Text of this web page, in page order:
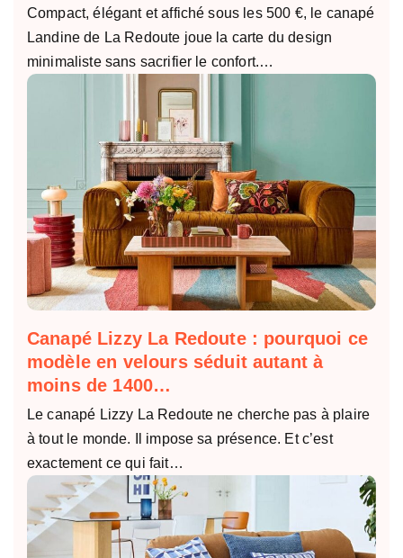
Compact, élégant et affiché sous les 500 €, le canapé
Landine de La Redoute joue la carte du design
minimaliste sans sacrifier le confort.…
Canapé Lizzy La Redoute : pourquoi ce
modèle en velours séduit autant à
moins de 1400…
Le canapé Lizzy La Redoute ne cherche pas à plaire
à tout le monde. Il impose sa présence. Et c’est
exactement ce qui fait…